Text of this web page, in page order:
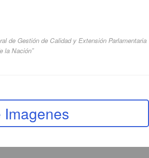
de Gestión de Calidad y Extensión Parlamentaria
la Nación”